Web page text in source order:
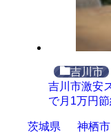
吉川市
吉川市激安
で月1万円
茨城県
神栖市